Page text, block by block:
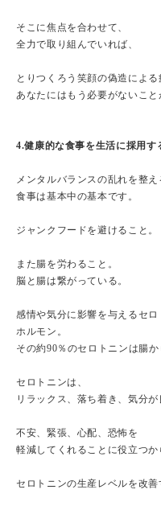
そこに焦点を合わせて、
全力で取り組んでいれば、
とりつくろう笑顔の偽造による
あなたにはもう必要がないこと
4.健康的な食事を生活に採用す
メンタルバランスの乱れを整え
食事は基本中の基本です。
ジャンクフードを避けること。
また腸を労わること。
脳と腸は繋がっている。
感情や気分に影響を与えるセロ
ホルモン。
その約90％のセロトニンは腸か
セロトニンは、
リラックス、落ち着き、気分が
不安、緊張、心配、恐怖を
軽減してくれることに役立つか
セロトニンの生産レベルを改善